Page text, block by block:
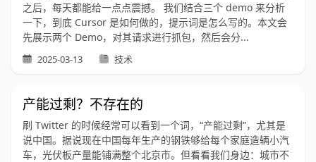
之后，每天都能给一点点震撼。 我们结合三个 demo 来分析
一下，到底 Cursor 是如何做的，提示词是怎么写的。本文会
先展示两个 Demo，对其请求进行抓包，然后会分...
2025-03-13 技术
产能过剩？不存在的
刷 Twitter 的时候经常可以看到一个词，“产能过剩”，尤其是
说中国。据说现在中国每年生产的钢铁够给每个家庭造辆小汽
车，光伏板产量能铺满整个北京市。但看看我们身边：城市不